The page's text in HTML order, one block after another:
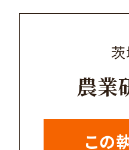
農業
この